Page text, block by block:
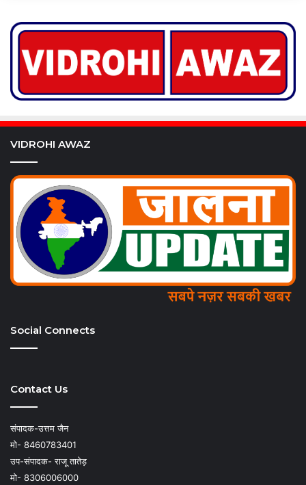
VIDROHI AWAZ
Social Connects
Contact Us
संपादक-उत्तम जैन
मो- 8460783401
उप-संपादक- राजू तातेड़
मो- 8306006000